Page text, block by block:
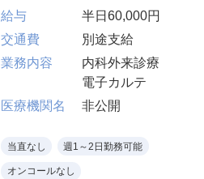
給与
半日60,000円
交通費
別途支給
業務内容
内科外来診療
電子カルテ
医療機関名
非公開
当直なし 週1～2日勤務可能
オンコールなし